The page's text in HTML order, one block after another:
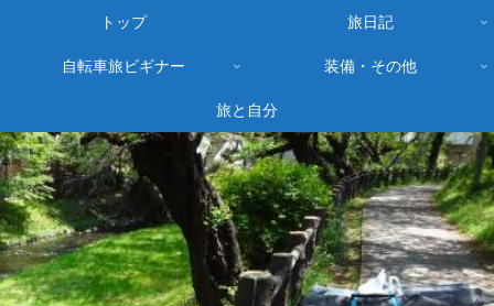
トップ 旅日記
自転車旅ビギナー 装備・その他
旅と自分